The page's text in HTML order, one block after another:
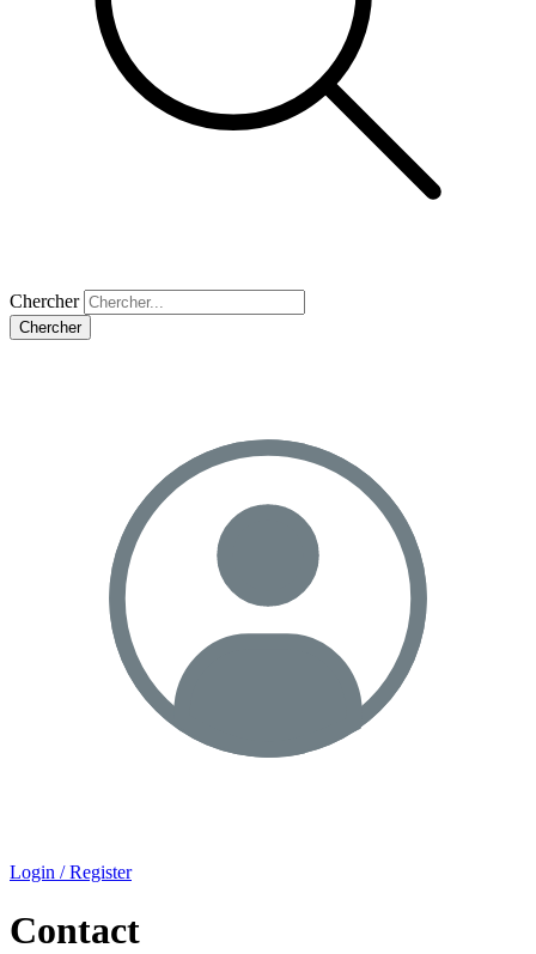
Chercher
Chercher
Login / Register
Contact